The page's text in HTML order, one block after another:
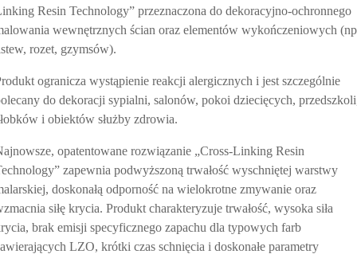
Resin Technology” przeznaczona do dekoracyjno-ochronnego
wewnętrznych ścian oraz elementów wykończeniowych
rozet, gzymsów).
ogranicza wystąpienie reakcji alergicznych i jest szczególnie
do dekoracji sypialni, salonów, pokoi dziecięcych,
i obiektów służby zdrowia.
opatentowane rozwiązanie „Cross-Linking Resin
zapewnia podwyższoną trwałość wyschniętej warstwy
doskonałą odporność na wielokrotne zmywanie oraz
siłę krycia. Produkt charakteryzuje trwałość, wysoka siła
brak emisji specyficznego zapachu dla typowych farb
LZO, krótki czas schnięcia i doskonałe parametry